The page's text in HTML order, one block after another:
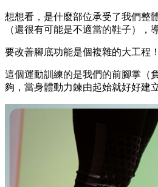
想想看，是什麼部位承受了我們整
（還很有可能是不適當的鞋子）
要改善腳底功能是個複雜的大工程
這個運動訓練的是我們的前腳掌（
夠，當身體動力鍊由起始就好好建